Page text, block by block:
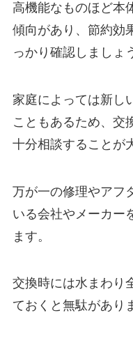
高機能なものほど本
傾向があり、節約効
っかり確認しましょ
家庭によっては新し
こともあるため、交
十分相談することが
万が一の修理やアフ
いる会社やメーカー
ます。
交換時には水まわり
ておくと無駄があり